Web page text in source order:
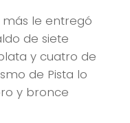
más le entregó
de siete
y cuatro de
de Pista lo
y bronce